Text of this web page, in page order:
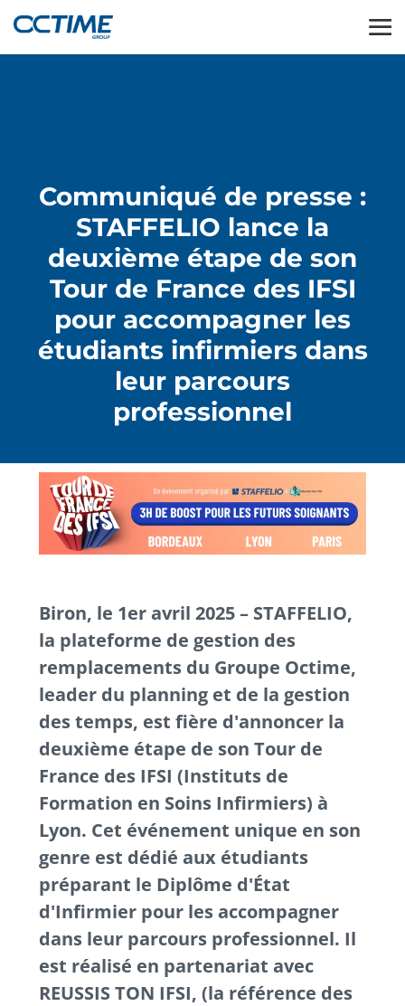
Communiqué de presse :
STAFFELIO lance la
deuxième étape de son
Tour de France des IFSI
pour accompagner les
étudiants infirmiers dans
leur parcours
professionnel
Biron, le 1er avril 2025 – STAFFELIO,
la plateforme de gestion des
remplacements du Groupe Octime,
leader du planning et de la gestion
des temps, est fière d'annoncer la
deuxième étape de son Tour de
France des IFSI (Instituts de
Formation en Soins Infirmiers) à
Lyon. Cet événement unique en son
genre est dédié aux étudiants
préparant le Diplôme d'État
d'Infirmier pour les accompagner
dans leur parcours professionnel. Il
est réalisé en partenariat avec
REUSSIS TON IFSI, (la référence des